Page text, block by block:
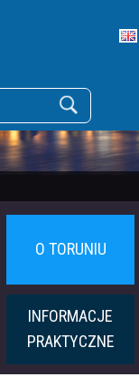
O TORUNIU
INFORMACJE
PRAKTYCZNE